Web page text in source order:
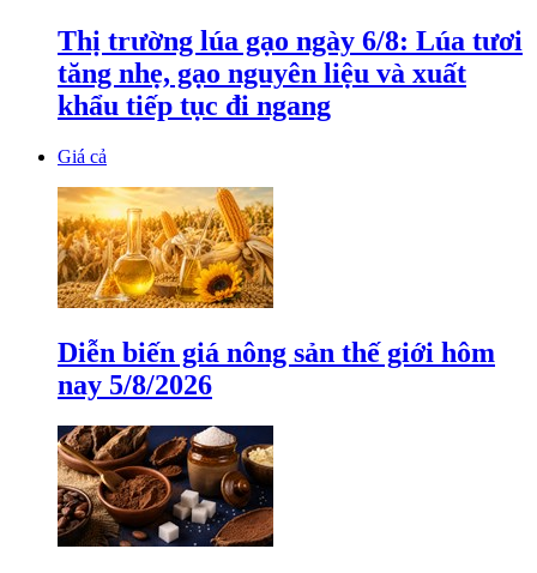
Thị trường lúa gạo ngày 6/8: Lúa tươi
tăng nhẹ, gạo nguyên liệu và xuất
khẩu tiếp tục đi ngang
Giá cả
Diễn biến giá nông sản thế giới hôm
nay 5/8/2026